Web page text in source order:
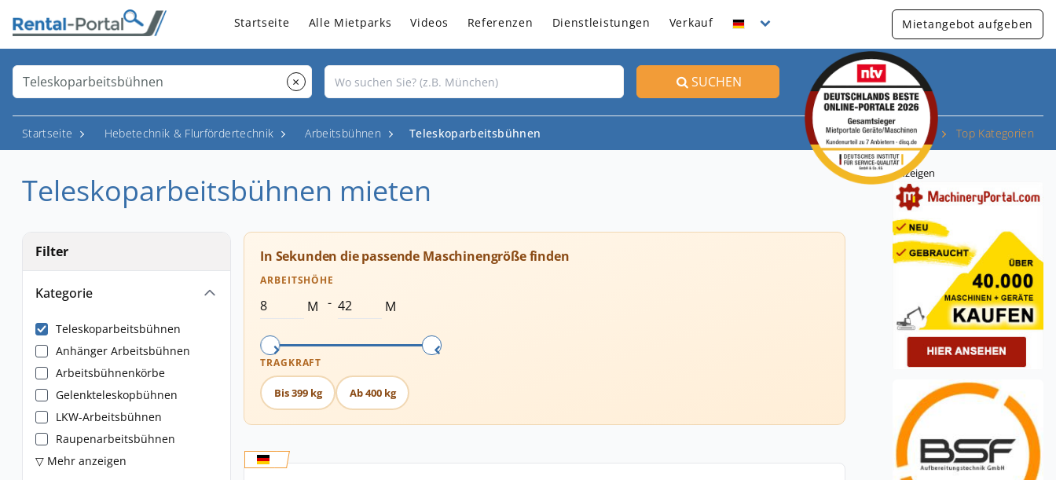
Startseite Alle Mietparks Videos Referenzen Dienstleistungen Verkauf Mietangebot aufgeben
× SUCHEN
Startseite Hebetechnik & Flurfördertechnik Arbeitsbühnen Teleskoparbeitsbühnen Top Kategorien
Teleskoparbeitsbühnen mieten
Filter
Kategorie
Teleskoparbeitsbühnen
Anhänger Arbeitsbühnen
Arbeitsbühnenkörbe
Gelenkteleskopbühnen
LKW-Arbeitsbühnen
Raupenarbeitsbühnen
▽ Mehr anzeigen
In Sekunden die passende Maschinengröße finden
ARBEITSHÖHE
M - M
TRAGKRAFT
Bis 399 kg Ab 400 kg
Anzeigen